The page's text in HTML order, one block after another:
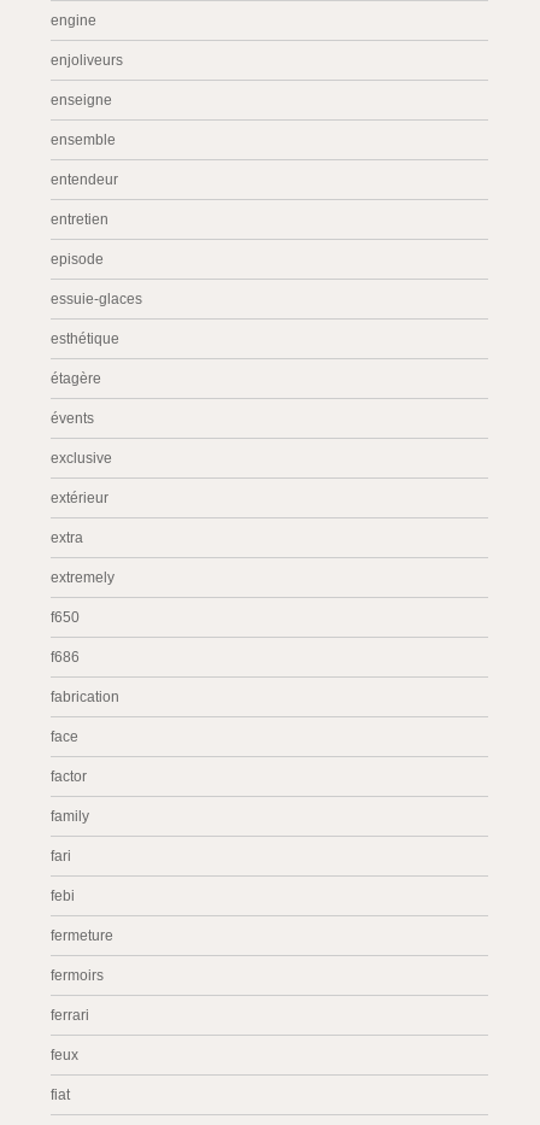
engine
enjoliveurs
enseigne
ensemble
entendeur
entretien
episode
essuie-glaces
esthétique
étagère
évents
exclusive
extérieur
extra
extremely
f650
f686
fabrication
face
factor
family
fari
febi
fermeture
fermoirs
ferrari
feux
fiat